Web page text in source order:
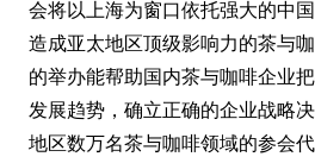
会将以上海为窗口依托强大的中
造成亚太地区顶级影响力的茶与
的举办能帮助国内茶与咖啡企业
发展趋势，确立正确的企业战略
地区数万名茶与咖啡领域的参会